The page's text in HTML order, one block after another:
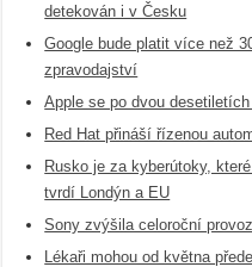
detekován i v Česku
Google bude platit více než
zpravodajství
Apple se po dvou
Red Hat přináší řízenou
Rusko je za kyberútoky,
tvrdí Londýn a EU
Sony zvýšila celoroční
Lékaři mohou od května